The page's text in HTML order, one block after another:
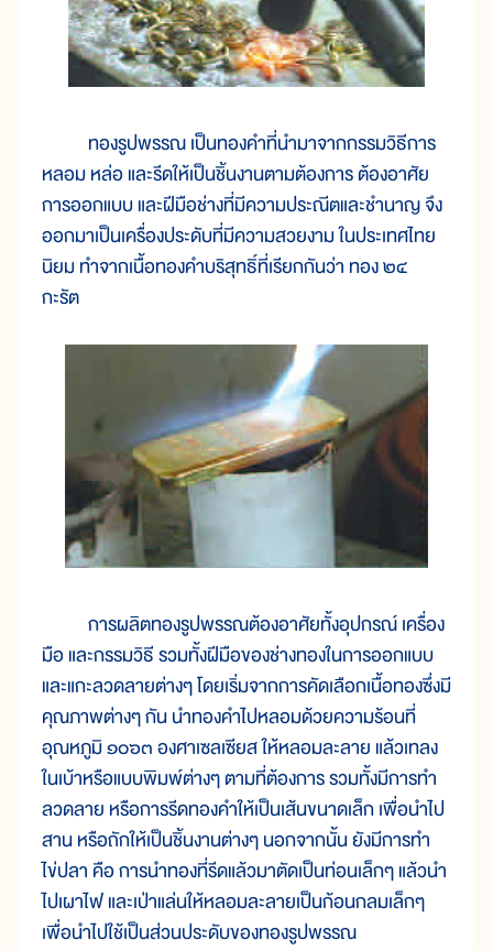
ทองรูปพรรณ เป็นทองคำที่นำมาจากกรรมวิธีการ
หลอม หล่อ และรีดให้เป็นชิ้นงานตามต้องการ ต้องอาศัย
การออกแบบ และฝีมือช่างที่มีความประณีตและชำนาญ จึง
ออกมาเป็นเครื่องประดับที่มีความสวยงาม ในประเทศไทย
นิยม ทำจากเนื้อทองคำบริสุทธิ์ที่เรียกกันว่า ทอง ๒๔
กะรัต
การผลิตทองรูปพรรณต้องอาศัยทั้งอุปกรณ์ เครื่อง
มือ และกรรมวิธี รวมทั้งฝีมือของช่างทองในการออกแบบ
และแกะลวดลายต่างๆ โดยเริ่มจากการคัดเลือกเนื้อทองซึ่งมี
คุณภาพต่างๆ กัน นำทองคำไปหลอมด้วยความร้อนที่
อุณหภูมิ ๑๐๖๓ องศาเซลเซียส ให้หลอมละลาย แล้วเทลง
ในเบ้าหรือแบบพิมพ์ต่างๆ ตามที่ต้องการ รวมทั้งมีการทำ
ลวดลาย หรือการรีดทองคำให้เป็นเส้นขนาดเล็ก เพื่อนำไป
สาน หรือถักให้เป็นชิ้นงานต่างๆ นอกจากนั้น ยังมีการทำ
ไข่ปลา คือ การนำทองที่รีดแล้วมาตัดเป็นท่อนเล็กๆ แล้วนำ
ไปเผาไฟ และเป่าแล่นให้หลอมละลายเป็นก้อนกลมเล็กๆ
เพื่อนำไปใช้เป็นส่วนประดับของทองรูปพรรณ